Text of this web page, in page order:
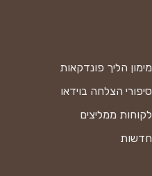
מימון הליך פונדקאות
סיפורי הצלחה בוידאו
לקוחות ממליצים
חדשות